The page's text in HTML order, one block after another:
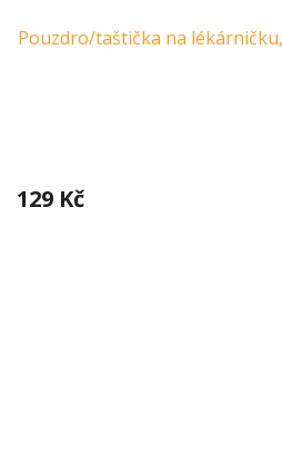
Pouzdro/taštička na
129 Kč